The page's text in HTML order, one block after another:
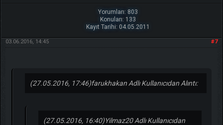
Yorumları: 803
Konuları: 133
Kayıt Tarihi: 04.05.2011
#7
03.06.2016, 14:45
(27.05.2016, 17:46)farukhakan Adlı Kullanıcıdan Alıntı:
(27.05.2016, 16:40)Yilmaz20 Adlı Kullanıcıdan